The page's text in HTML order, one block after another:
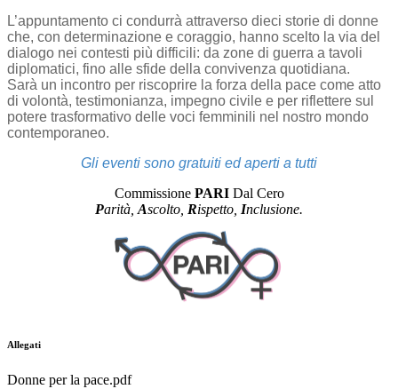
L’appuntamento ci condurrà attraverso dieci storie di donne
che, con determinazione e coraggio, hanno scelto la via del
dialogo nei contesti più difficili: da zone di guerra a tavoli
diplomatici, fino alle sfide della convivenza quotidiana.
Sarà un incontro per riscoprire la forza della pace come atto
di volontà, testimonianza, impegno civile e per riflettere sul
potere trasformativo delle voci femminili nel nostro mondo
contemporaneo.
Gli eventi sono gratuiti ed aperti a tutti
Commissione PARIDal Cero
Parità, Ascolto, Rispetto, Inclusione.
Allegati
Donne per la pace.pdf